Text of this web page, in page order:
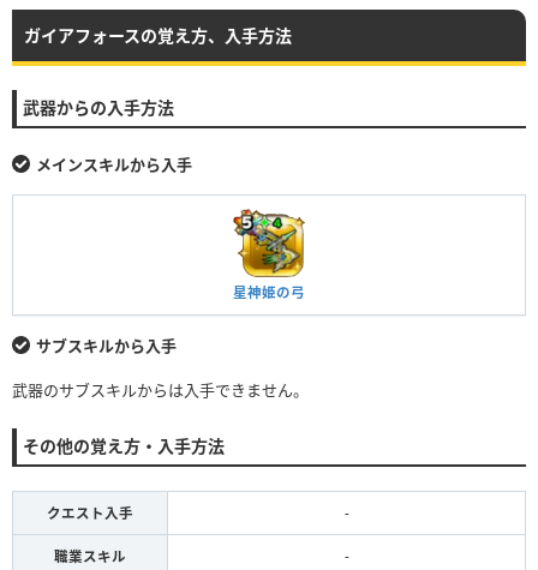
ガイアフォースの覚え方、入手方法
武器からの入手方法
メインスキルから入手
星神姫の弓
サブスキルから入手
武器のサブスキルからは入手できません。
その他の覚え方・入手方法
クエスト入手 -
職業スキル -